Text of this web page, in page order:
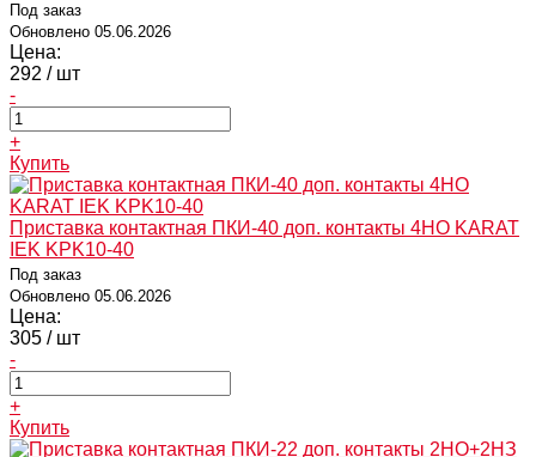
Под заказ
Обновлено 05.06.2026
Цена:
292 / шт
-
+
Купить
Приставка контактная ПКИ-40 доп. контакты 4НО KARAT
IEK KPK10-40
Под заказ
Обновлено 05.06.2026
Цена:
305 / шт
-
+
Купить